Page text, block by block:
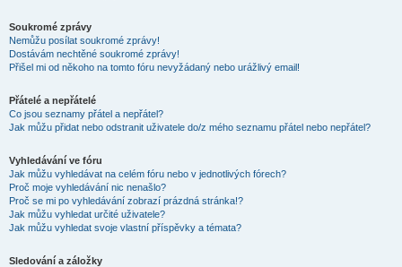
Soukromé zprávy
Nemůžu posílat soukromé zprávy!
Dostávám nechtěné soukromé zprávy!
Přišel mi od někoho na tomto fóru nevyžádaný nebo urážlivý email!
Přátelé a nepřátelé
Co jsou seznamy přátel a nepřátel?
Jak můžu přidat nebo odstranit uživatele do/z mého seznamu přátel nebo nepřátel?
Vyhledávání ve fóru
Jak můžu vyhledávat na celém fóru nebo v jednotlivých fórech?
Proč moje vyhledávání nic nenašlo?
Proč se mi po vyhledávání zobrazí prázdná stránka!?
Jak můžu vyhledat určité uživatele?
Jak můžu vyhledat svoje vlastní příspěvky a témata?
Sledování a záložky